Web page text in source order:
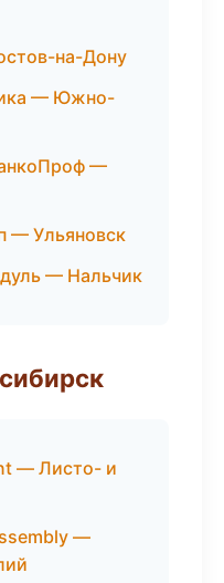
на-Дону
— Южно-
—
— Ульяновск
— Нальчик
— Листо- и
—